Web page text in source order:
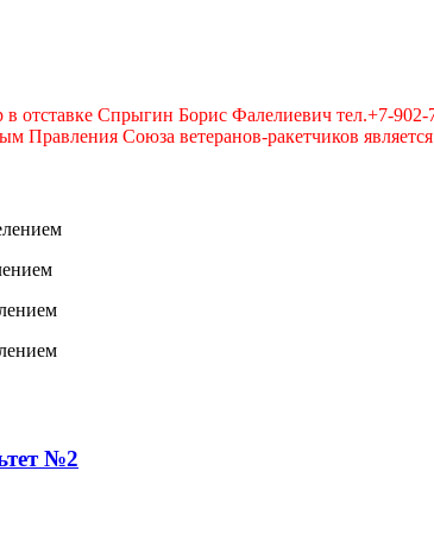
отставке Спрыгин Борис Фалелиевич тел.+7-
Союза ветеранов-ракетчиков
№2